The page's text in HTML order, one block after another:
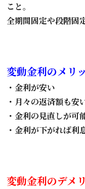
こと。
全期間固定や段階固
変動金利のメリ
・金利が安い
・月々の返済額も安
・金利の見直しが可
・金利が下がれば利
変動金利のデメ